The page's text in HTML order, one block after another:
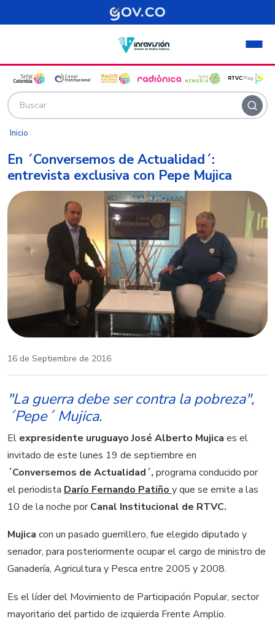
Pasar al contenido principal
Inicio
En ´Conversemos de Actualidad´:
entrevista exclusiva con Pepe Mujica
16 de Septiembre de 2016
"La guerra debe ser contra la pobreza",
´Pepe´ Mujica.
El expresidente uruguayo José Alberto Mujica es el
invitado de este lunes 19 de septiembre en
´Conversemos de Actualidad´, programa conducido por
el periodista Darío Fernando Patiño y que se emite a las
10 de la noche porCanal Institucional de RTVC.
Mujica con un pasado guerrillero, fue elegido diputado y
senador, para posteriormente ocupar el cargo de ministro de
Ganadería, Agricultura y Pesca entre 2005 y 2008.
Es el líder del Movimiento de Participación Popular, sector
mayoritario del partido de izquierda Frente Amplio.